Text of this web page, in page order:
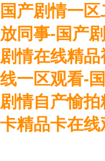
国产剧情一
放同事-国产
剧情在线精
线一区观看-
剧情自产愉
卡精品卡在